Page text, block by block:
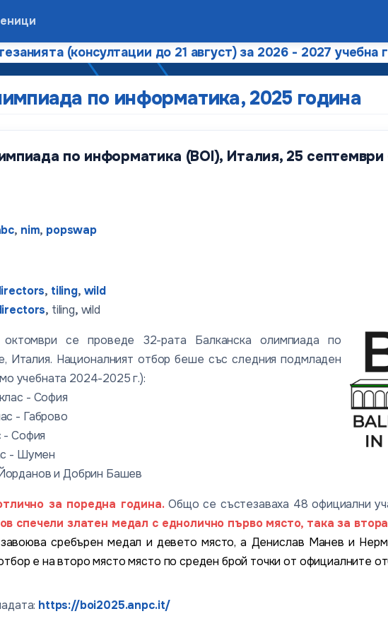
(консултации до 21 август) за 2026 - 2027 учебна
по информатика, 2025 година
по информатика (BOI), Италия, 25 септември
, nim, popswap
, tiling, wild
, tiling, wild
се проведе 32-рата Балканска олимпиада по
Италия. Националният отбор беше със следния подмладен
учебната 2024-2025 г.):
- София
- Габрово
- София
- Шумен
и Добрин Башев
за поредна година.Общо се състезаваха 48 официални
спечели златен медал с еднолично първо място, така за
сребърен медал и девето място, а Денислав Манев и
е на второ място място по среден брой точки от официалните
https://boi2025.anpc.it/